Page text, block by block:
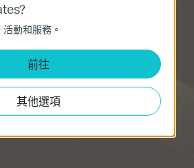
動和服務。
前往
其他選項